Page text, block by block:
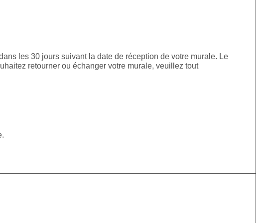
les 30 jours suivant la date de réception de votre murale. Le
retourner ou échanger votre murale, veuillez tout